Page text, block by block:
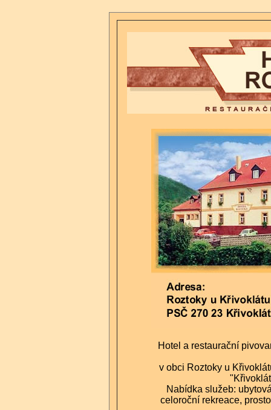
Hotel a restaurační
v obci Roztoky u
Nabídka služeb:
celoroční rekreace,